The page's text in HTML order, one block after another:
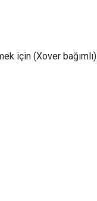
için (Xover bağımlı)